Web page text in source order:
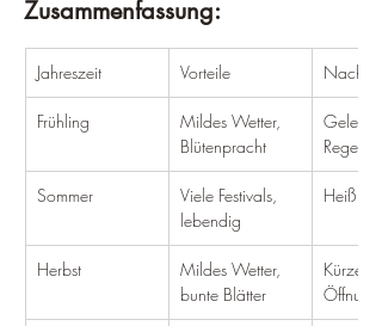
Zusammenfassung:
Jahreszeit Vorteile Nachteile
Frühling
Mildes Wetter,
Blütenpracht
Regen
Sommer
Viele Festivals,
lebendig
Heiß
Herbst
Mildes Wetter,
bunte Blätter
Kürzere